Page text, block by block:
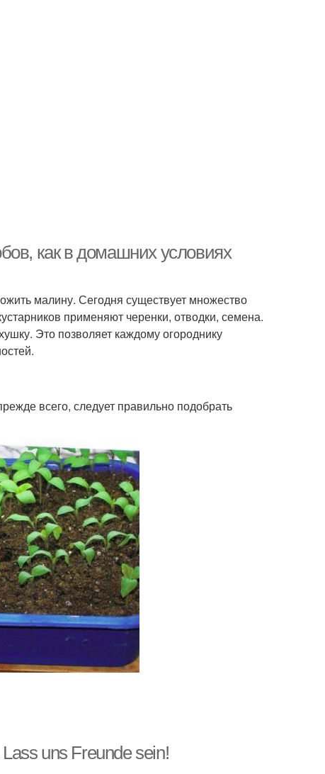
как в домашних условиях
малину. Сегодня существует множество
применяют черенки, отводки, семена.
Это позволяет каждому огороднику
всего, следует правильно подобрать
uns Freunde sein!